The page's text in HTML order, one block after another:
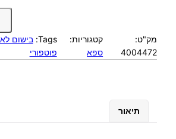
כ
ו
מק"ט:
4004472
קטגוריות:
ספא
Tags: בישום
פוטפורי
תיאור